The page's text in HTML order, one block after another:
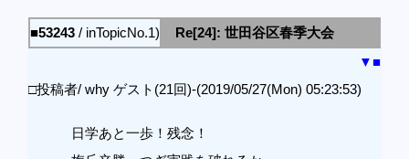
■53243 / inTopicNo.1)
Re[24]: 世田谷区春季大会
▼■
□投稿者/ why ゲスト(21回)-(2019/05/27(Mon) 05:23:53)
日学あと一歩！残念！